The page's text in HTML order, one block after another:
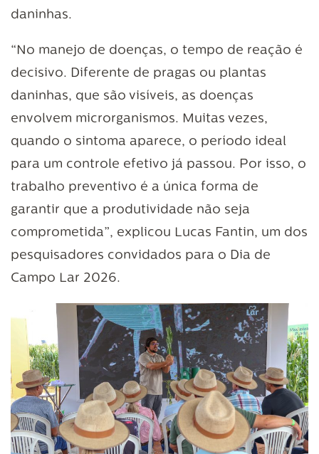
daninhas.
“No manejo de doenças, o tempo de reação é
decisivo. Diferente de pragas ou plantas
daninhas, que são visíveis, as doenças
envolvem microrganismos. Muitas vezes,
quando o sintoma aparece, o período ideal
para um controle efetivo já passou. Por isso, o
trabalho preventivo é a única forma de
garantir que a produtividade não seja
comprometida”, explicou Lucas Fantin, um dos
pesquisadores convidados para o Dia de
Campo Lar 2026.